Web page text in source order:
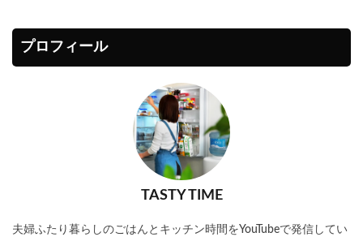
プロフィール
TASTY TIME
夫婦ふたり暮らしのごはんとキッチン時間をYouTubeで発信してい